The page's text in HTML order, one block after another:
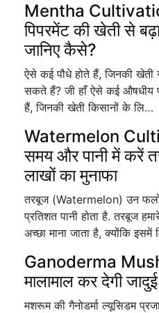
Mentha
पिपरमेंट की खेती से
जानिए कैसे?
ऐसे कई पौधे होते हैं, जिनकी
सकते हैं? जी हाँ ऐसे कई औषधीय
हैं, जिनकी खेती किसानों के लि…
Watermelon
समय और पानी में करें
लाखों का मुनाफा
तरबूज (Watermelon) उन
प्रतिशत पानी होता है. तरबूज
अच्छा माना जाता है, क्योंकि इसमें
Ganoderma
मालामाल कर देगी
मशरूम की गैनोडर्मा ल्यूसिडम